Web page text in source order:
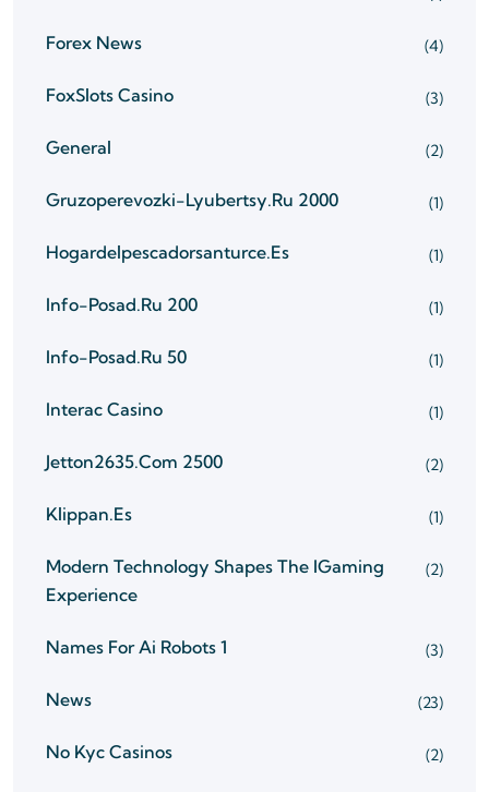
Forex News (4)
FoxSlots Casino (3)
General (2)
Gruzoperevozki-Lyubertsy.ru 2000 (1)
Hogardelpescadorsanturce.es (1)
Info-Posad.ru 200 (1)
Info-Posad.ru 50 (1)
Interac Casino (1)
Jetton2635.com 2500 (2)
Klippan.es (1)
Modern Technology Shapes The IGaming
Experience
(2)
Names For Ai Robots 1 (3)
News (23)
No Kyc Casinos (2)